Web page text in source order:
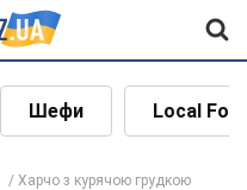
Шефи Local
Харчо з курячою грудкою